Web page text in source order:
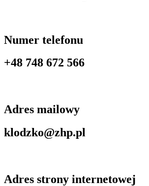
Numer telefonu
+48 748 672 566
Adres mailowy
klodzko@zhp.pl
Adres strony internetowej